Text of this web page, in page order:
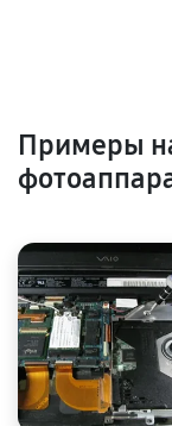
Примеры